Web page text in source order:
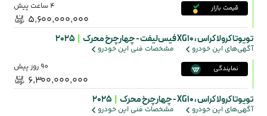
قیمت بازار 4 ساعت پیش
۵٬۶۰۰٬۰۰۰٬۰۰۰
تویوتا کرولا کراس ،XG10 فیس‌لیفت - چهارچرخ محرک 2025
آگهی‌های این خودرو مشخصات فنی این خودرو
نمایندگی 90 روز پیش
۶٬۳۰۰٬۰۰۰٬۰۰۰
تویوتا کرولا کراس ،XG10 - چهارچرخ محرک 2025
آگهی‌های این خودرو مشخصات فنی این خودرو